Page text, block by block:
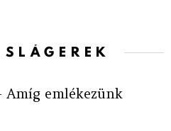
Amíg emlékezünk